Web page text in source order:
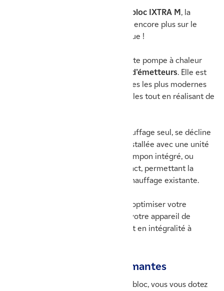
monobloc IXTRA M, la
marque française Atlantic s'affirme encore plus sur le
marché de la rénovation énergétique !
Conçue et fabriquée en France, cette pompe à chaleur
s'adapte à tous les types d'émetteurs. Elle est
également équipée des technologies les plus modernes
pour vous assurer un confort 5 étoiles tout en réalisant de
Cette pompe à chaleur, pour le chauffage seul, se décline
sous deux formes. Elle peut être installée avec une unité
intérieure comprenant un ballon tampon intégré, ou
encore avec un module plus compact, permettant la
réutilisation d'une installation de chauffage existante.
Cette solution vous permet ainsi d'optimiser votre
aménagement intérieur et d'avoir votre appareil de
production de chauffage quasiment en intégralité à
Des technologies performantes
En faisant le choix d'une PAC monobloc, vous vous dotez